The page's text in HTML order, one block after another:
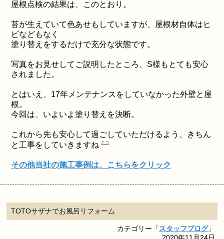
屋根点検の結果は、このとおり。
苔が生えていて色あせもしていますが、屋根材自体はヒ
ビなどもなく
塗り替えをするだけで充分な状態です。
写真をお見せしてご説明したところ、S様もとても安心
されました。
とはいえ、17年メンテナンスをしていなかった外壁と屋
根。
今回は、いよいよ塗り替えを決断。
これから先も安心して過ごしていただけるよう、きちん
と工事をしていきますね
その他当社の施工事例は、こちらをクリック
TOTOサザナでお風呂リフォーム
カテゴリー「スタッフブログ」